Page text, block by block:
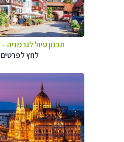
תכנון טיול לגרמניה –
לחץ לפרטים